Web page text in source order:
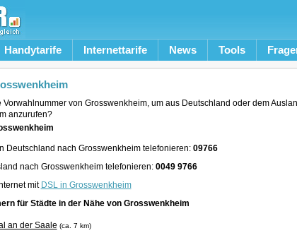
Handytarife Internettarife News Tools
Vorwahlnummer von Grosswenkheim, um aus Deutschland oder dem
anzurufen?
Deutschland nach Grosswenkheim telefonieren: 09766
nach Grosswenkheim telefonieren: 0049 9766
mit DSL in Grosswenkheim
für Städte in der Nähe von Grosswenkheim
an der Saale (ca. 7 km)